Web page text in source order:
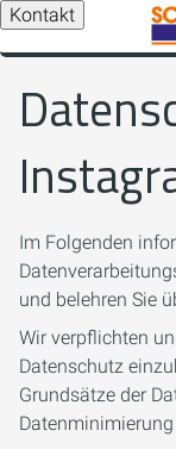
Kontakt
Im Folgenden
und belehren Sie
Wir verpflichten
Datenschutz
Grundsätze der